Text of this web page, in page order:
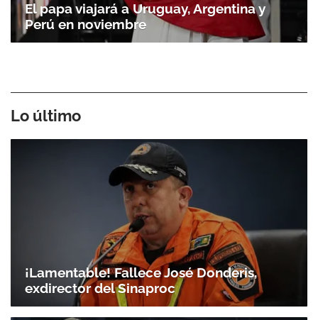
El papa viajará a Uruguay, Argentina y
Perú en noviembre
Lo último
¡Lamentable! Fallece José Donderis,
exdirector del Sinaproc